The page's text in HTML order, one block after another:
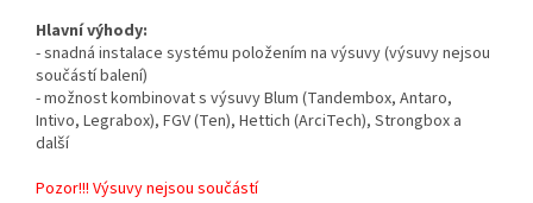
Hlavní výhody:
- snadná instalace systému položením na výsuvy (výsuvy nejsou
součástí balení)
- možnost kombinovat s výsuvy Blum (Tandembox, Antaro,
Intivo, Legrabox), FGV (Ten), Hettich (ArciTech), Strongbox a
další
Pozor!!! Výsuvy nejsou součástí